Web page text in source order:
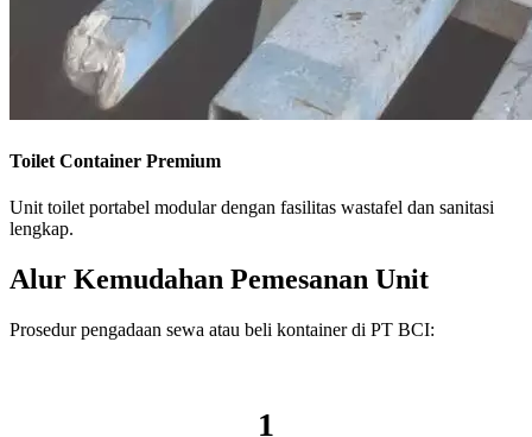
Toilet Container Premium
Unit toilet portabel modular dengan fasilitas wastafel dan sanitasi
lengkap.
Alur Kemudahan Pemesanan Unit
Prosedur pengadaan sewa atau beli kontainer di PT BCI:
1